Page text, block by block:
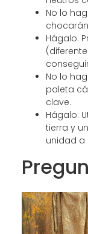
No lo
Hágalo:
No lo
paleta
clave.
Hágalo:
tierra y
unidad a